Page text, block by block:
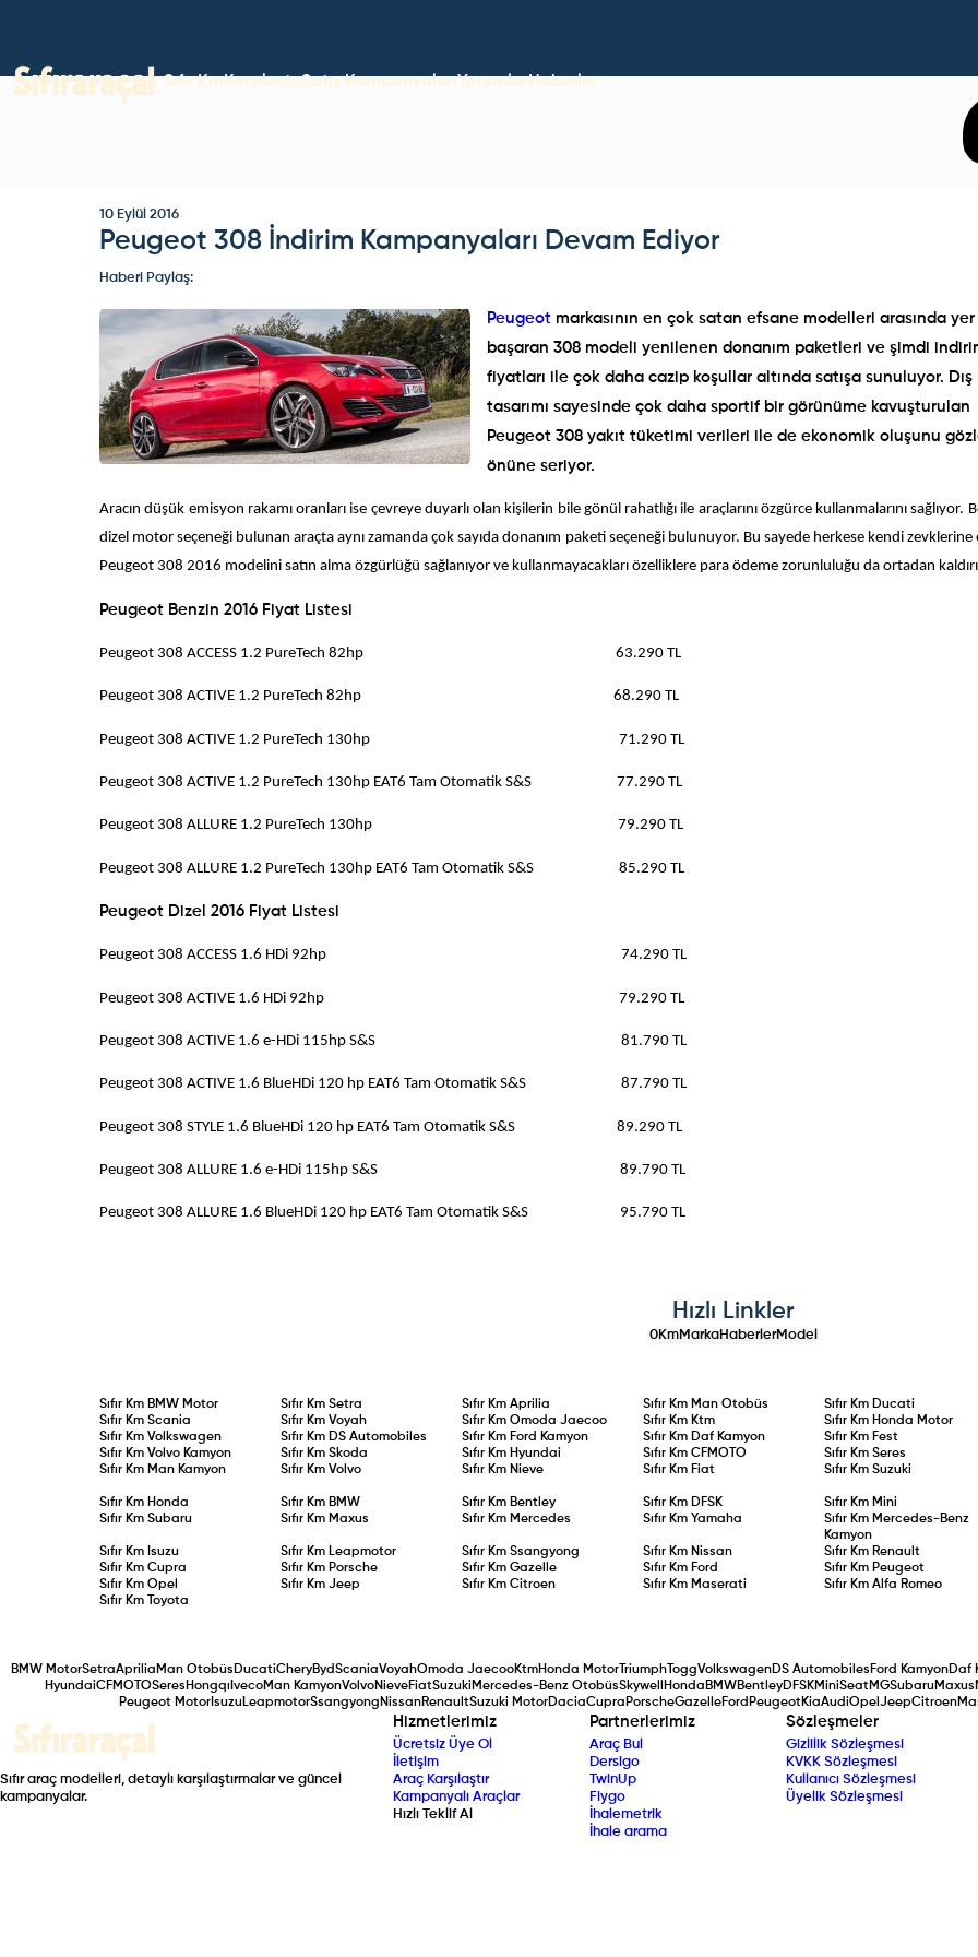
Sıfır KmKarşılaştırSatış KampanyalarıYorumlarHaberler
10 Eylül 2016
Peugeot 308 İndirim Kampanyaları Devam Ediyor
Haberi Paylaş:
Peugeot markasının en çok satan efsane modelleri arasında yer
başaran 308 modeli yenilenen donanım paketleri ve şimdi
fiyatları ile çok daha cazip koşullar altında satışa sunuluyor. Dış
tasarımı sayesinde çok daha sportif bir görünüme kavuşturulan
Peugeot 308 yakıt tüketimi verileri ile de ekonomik oluşunu
önüne seriyor.
Aracın düşük emisyon rakamı oranları ise çevreye duyarlı olan kişilerin bile gönül rahatlığı ile araçlarını özgürce kullanmalarını sağlıyor.
dizel motor seçeneği bulunan araçta aynı zamanda çok sayıda donanım paketi seçeneği bulunuyor. Bu sayede herkese kendi zevklerine
Peugeot 308 2016 modelini satın alma özgürlüğü sağlanıyor ve kullanmayacakları özelliklere para ödeme zorunluluğu da ortadan
Peugeot Benzin 2016 Fiyat Listesi
Peugeot 308 ACCESS 1.2 PureTech 82hp 63.290 TL
Peugeot 308 ACTIVE 1.2 PureTech 82hp 68.290 TL
Peugeot 308 ACTIVE 1.2 PureTech 130hp 71.290 TL
Peugeot 308 ACTIVE 1.2 PureTech 130hp EAT6 Tam Otomatik S&S 77.290 TL
Peugeot 308 ALLURE 1.2 PureTech 130hp 79.290 TL
Peugeot 308 ALLURE 1.2 PureTech 130hp EAT6 Tam Otomatik S&S 85.290 TL
Peugeot Dizel 2016 Fiyat Listesi
Peugeot 308 ACCESS 1.6 HDi 92hp 74.290 TL
Peugeot 308 ACTIVE 1.6 HDi 92hp 79.290 TL
Peugeot 308 ACTIVE 1.6 e-HDi 115hp S&S 81.790 TL
Peugeot 308 ACTIVE 1.6 BlueHDi 120 hp EAT6 Tam Otomatik S&S 87.790 TL
Peugeot 308 STYLE 1.6 BlueHDi 120 hp EAT6 Tam Otomatik S&S 89.290 TL
Peugeot 308 ALLURE 1.6 e-HDi 115hp S&S 89.790 TL
Peugeot 308 ALLURE 1.6 BlueHDi 120 hp EAT6 Tam Otomatik S&S 95.790 TL
Hızlı Linkler
0KmMarkaHaberlerModel
Sıfır Km BMW Motor Sıfır KmSetra Sıfır KmAprilia Sıfır Km Man Otobüs Sıfır Km Ducati
Sıfır KmScania Sıfır KmVoyah Sıfır KmOmoda Jaecoo Sıfır Km Ktm Sıfır Km Honda Motor
Sıfır KmVolkswagen Sıfır Km DS Automobiles Sıfır Km Ford Kamyon Sıfır Km Daf Kamyon Sıfır Km Fest
Sıfır KmVolvo Kamyon Sıfır KmSkoda Sıfır Km Hyundai Sıfır Km CFMOTO Sıfır Km Seres
Sıfır Km Man Kamyon Sıfır KmVolvo Sıfır Km Nieve Sıfır Km Fiat Sıfır Km Suzuki
Sıfır Km Honda Sıfır Km BMW Sıfır Km Bentley Sıfır Km DFSK Sıfır Km Mini
Sıfır KmSubaru Sıfır Km Maxus Sıfır Km Mercedes Sıfır Km Yamaha Sıfır Km Mercedes-Benz
Kamyon
Sıfır Km Isuzu Sıfır Km Leapmotor Sıfır KmSsangyong Sıfır Km Nissan Sıfır Km Renault
Sıfır KmCupra Sıfır Km Porsche Sıfır KmGazelle Sıfır Km Ford Sıfır Km Peugeot
Sıfır KmOpel Sıfır KmJeep Sıfır KmCitroen Sıfır Km Maserati Sıfır Km Alfa Romeo
Sıfır Km
Toyota
BMW MotorSetraAprilia Man Otobüs DucatiCheryBydScaniaVoyahOmoda JaecooKtmHonda MotorTriumphToggVolkswagenDS Automobiles Ford KamyonDaf
HyundaiCFMOTOSeres Hongqı IvecoMan KamyonVolvoNieveFiatSuzuki Mercedes-Benz OtobüsSkywell Honda BMWBentleyDFSKMiniSeatMGSubaruMaxus
Peugeot Motor IsuzuLeapmotorSsangyong NissanRenaultSuzuki MotorDaciaCupra PorscheGazelleFord PeugeotKiaAudiOpel JeepCitroen
Sıfır araç modelleri, detaylı karşılaştırmalar ve güncel
kampanyalar.
Hizmetlerimiz
Ücretsiz Üye Ol
İletişim
Araç Karşılaştır
Kampanyalı Araçlar
Hızlı Teklif Al
Partnerlerimiz
Araç Bul
Dersigo
TwinUp
Fiygo
İhalemetrik
İhale arama
Sözleşmeler
Gizlilik Sözleşmesi
KVKK Sözleşmesi
Kullanıcı Sözleşmesi
Üyelik Sözleşmesi